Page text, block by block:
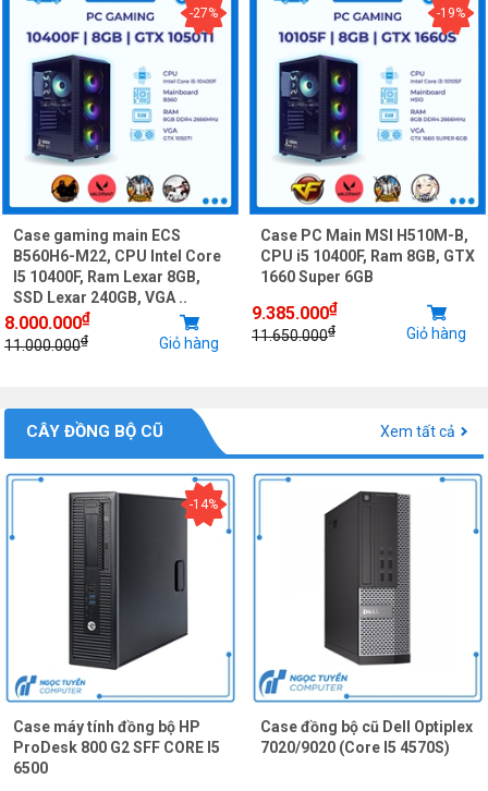
-27%
Case gaming main ECS
B560H6-M22, CPU Intel Core
I5 10400F, Ram Lexar 8GB,
SSD Lexar 240GB, VGA ..
8.000.000₫
11.000.000₫ Giỏ hàng
-19%
Case PC Main MSI H510M-B,
CPU i5 10400F, Ram 8GB, GTX
1660 Super 6GB
9.385.000₫
11.650.000₫ Giỏ hàng
CÂY ĐỒNG BỘ CŨ Xem tất cả
-14%
Case máy tính đồng bộ HP
ProDesk 800 G2 SFF CORE I5
6500
Case đồng bộ cũ Dell Optiplex
7020/9020 (Core I5 4570S)